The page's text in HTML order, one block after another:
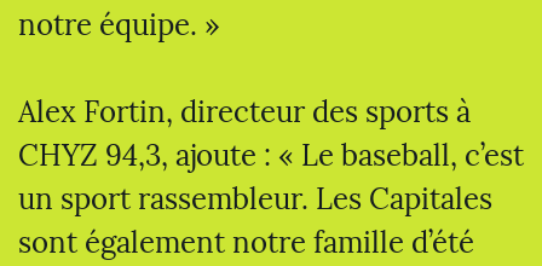
notre équipe. »
Alex Fortin, directeur des sports à
CHYZ 94,3, ajoute : « Le baseball, c’est
un sport rassembleur. Les Capitales
sont également notre famille d’été